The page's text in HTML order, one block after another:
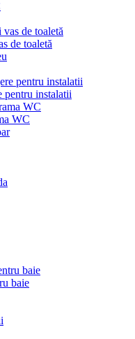
de toaletă
pentru instalatii
WC
baie